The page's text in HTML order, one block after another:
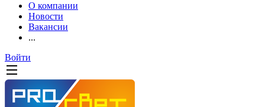
О компании
Новости
Вакансии
...
Войти